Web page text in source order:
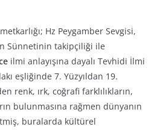
Hz Peygamber Sevgisi,
Sünnetinin takipçiliği ile
ilmi anlayışına dayalı Tevhidi İlmi
eşliğinde 7. Yüzyıldan 19.
renk, ırk, coğrafi farklılıkların,
bulunmasına rağmen dünyanın
buralarda kültürel